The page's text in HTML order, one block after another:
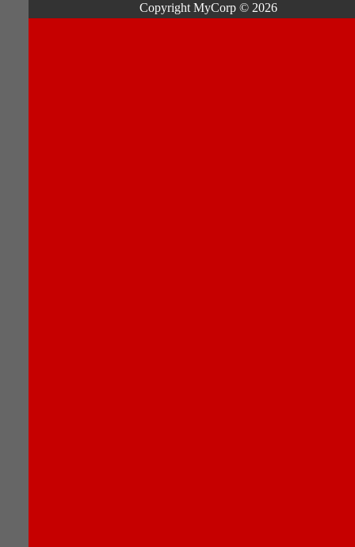
Copyright MyCorp © 2026